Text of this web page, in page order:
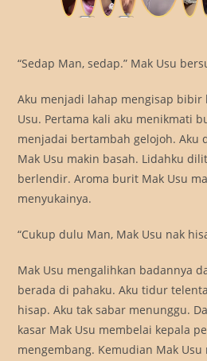
“Sedap Man, sedap.” Mak Usu
Aku menjadi lahap mengisap
Usu. Pertama kali aku menikmati
menjadai bertambah gelojoh. Aku
Mak Usu makin basah. Lidahku
berlendir. Aroma burit Mak Usu
menyukainya.
“Cukup dulu Man, Mak Usu nak
Mak Usu mengalihkan badannya
berada di pahaku. Aku tidur
hisap. Aku tak sabar menunggu.
kasar Mak Usu membelai kepala
mengembang. Kemudian Mak